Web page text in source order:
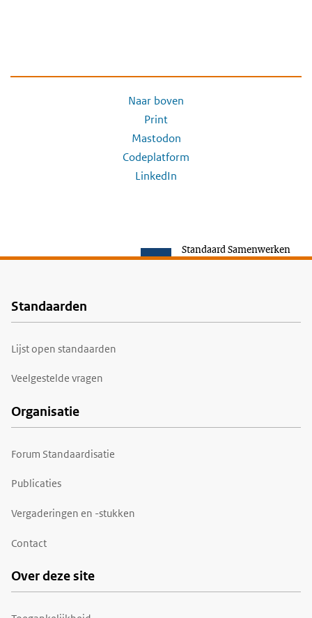
Naar boven
Print
Mastodon
Codeplatform
LinkedIn
Standaard Samenwerken
Voet
Standaarden
Lijst open standaarden
Veelgestelde vragen
Organisatie
Forum Standaardisatie
Publicaties
Vergaderingen en -stukken
Contact
Over deze site